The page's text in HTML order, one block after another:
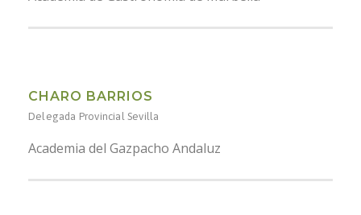
CHARO BARRIOS
Delegada Provincial Sevilla
Academia del Gazpacho Andaluz